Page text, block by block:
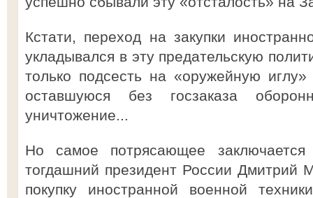
Кстати, переход на закупки
укладывался в эту предательскую
только подсесть на «оружейную
оставшуюся без госзаказа
уничтожение...
Но самое потрясающее
тогдашний президент России Дмитрий
покупку иностранной военной